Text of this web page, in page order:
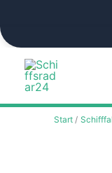
Zum
springen
Start